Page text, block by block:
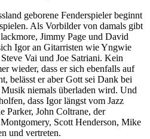
geborene Fenderspieler beginnt
Als Vorbilder von damals gibt
Jimmy Page und David
Igor an Gitarristen wie Yngwie
Vai und Joe Satriani. Kein
wieder, dass er sich ebenfalls auf
belässt er aber Gott sei Dank bei
niemals überladen wird. Und
dass Igor längst vom Jazz
Parker, John Coltrane, der
Scott Henderson, Mike
und vertreten.